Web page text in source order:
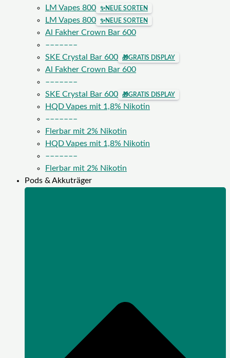
LM Vapes 800
✨NEUE SORTEN
LM Vapes 800 ✨NEUE SORTEN
Al Fakher Crown Bar 600
–––––––
SKE Crystal Bar 600
🎁GRATIS DISPLAY
Al Fakher Crown Bar 600
–––––––
SKE Crystal Bar 600
🎁GRATIS DISPLAY
HQD Vapes mit 1,8% Nikotin
–––––––
Flerbar mit 2% Nikotin
HQD Vapes mit 1,8% Nikotin
–––––––
Flerbar mit 2% Nikotin
Pods & Akkuträger